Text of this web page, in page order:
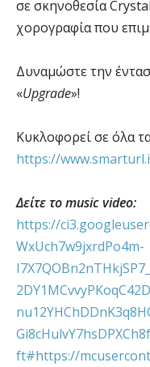
σε σκηνοθεσία
χορογραφία που
Δυναμώστε την
«Upgrade»!
Κυκλοφορεί σε όλα
https://
Δείτε το music video:
https://
WxUch7w9jxrdPo4m-
ft#https://